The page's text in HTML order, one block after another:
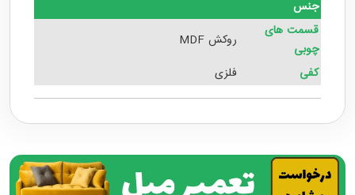
جنس
قسمت های
چوبی
روکش MDF
کفی
فلزی